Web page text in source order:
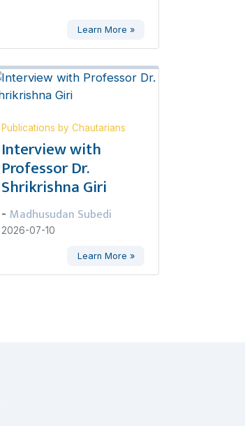
Learn More »
Publications by Chautarians
Interview with
Professor Dr.
Shrikrishna Giri
- Madhusudan Subedi
2026-07-10
Learn More »